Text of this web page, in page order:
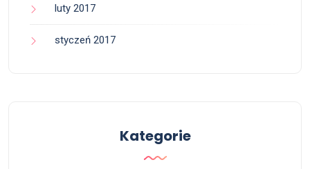
luty 2017
styczeń 2017
Kategorie